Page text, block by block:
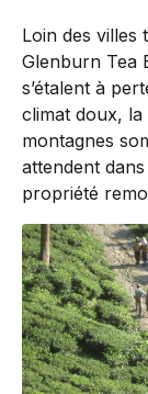
Loin des villes
Glenburn Tea
s’étalent à
climat doux, la
montagnes
attendent
propriété